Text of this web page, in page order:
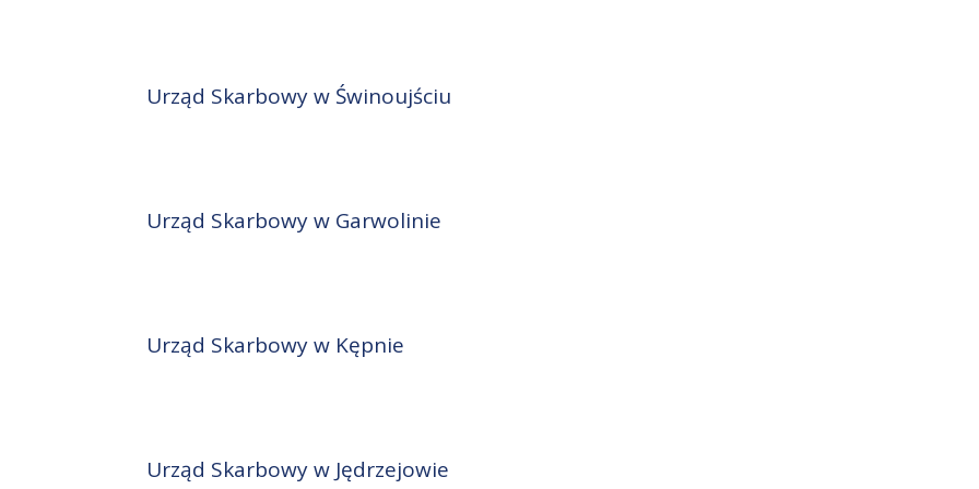
Urząd Skarbowy w Świnoujściu
Urząd Skarbowy w Garwolinie
Urząd Skarbowy w Kępnie
Urząd Skarbowy w Jędrzejowie